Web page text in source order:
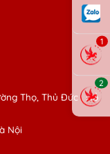
rút hồ sơ gốc xe ô
Thọ, Thủ Đức , Hồ
Nội
1
2